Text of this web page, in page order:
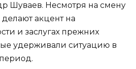
Шуваев. Несмотря на смену
акцент на
и заслугах прежних
удерживали ситуацию в